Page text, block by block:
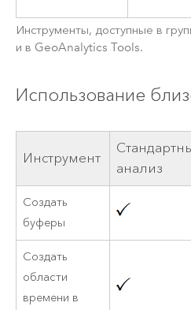
Инструменты, доступные в
и в GeoAnalytics Tools.
Использование
Инструмент
анализ
Создать
буферы
Создать
области
времени в